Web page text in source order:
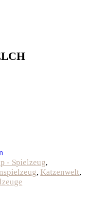
- Spielzeug,
, Katzenwelt,